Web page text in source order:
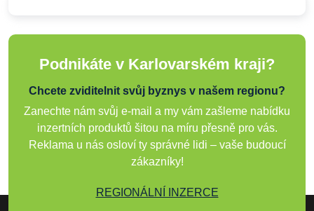
Podnikáte v Karlovarském kraji?
Chcete zviditelnit svůj byznys v našem regionu?
Zanechte nám svůj e-mail a my vám zašleme nabídku
inzertních produktů šitou na míru přesně pro vás.
Reklama u nás osloví ty správné lidi – vaše budoucí
zákazníky!
REGIONÁLNÍ INZERCE